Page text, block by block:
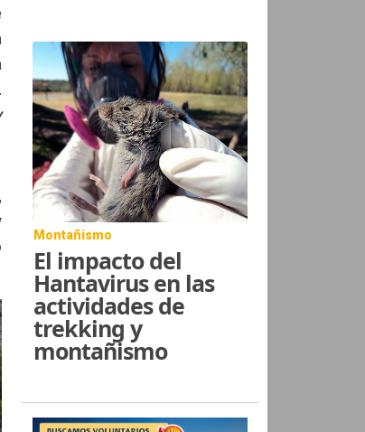
Montañismo
El impacto del
Hantavirus en las
actividades de
trekking y
montañismo